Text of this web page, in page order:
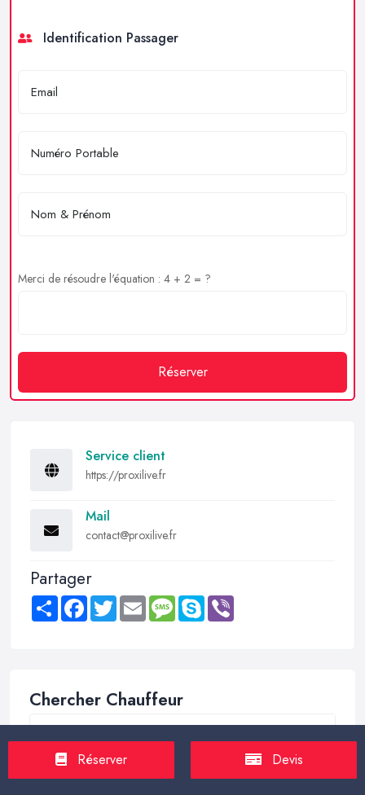
Identification Passager
Merci de résoudre l'équation : 4 + 2 = ?
Réserver
Service client
https://proxilive.fr
Mail
contact@proxilive.fr
Partager
Share FacebookTwitter Email MessageSkype
Chercher Chauffeur
Réserver Devis